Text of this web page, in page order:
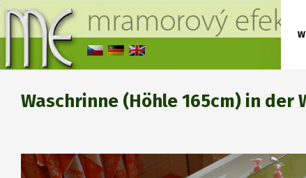
Waschrinne (Höhle 165cm) in der